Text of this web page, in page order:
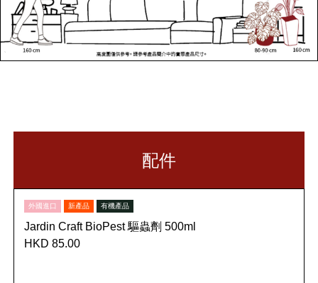
配件
外國進口 新產品 有機產品
Jardin Craft BioPest 驅蟲劑 500ml
HKD 85.00